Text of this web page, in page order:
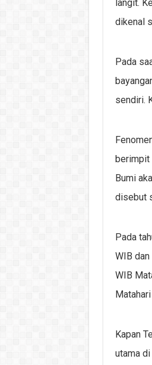
langit.
dikenal
Pada
sendiri.
Bumi
disebut
Pada
WIB
WIB
Kapan
utama